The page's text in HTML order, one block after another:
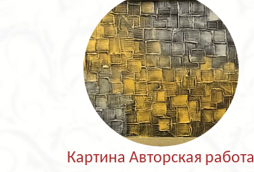
Картина Авторская работа